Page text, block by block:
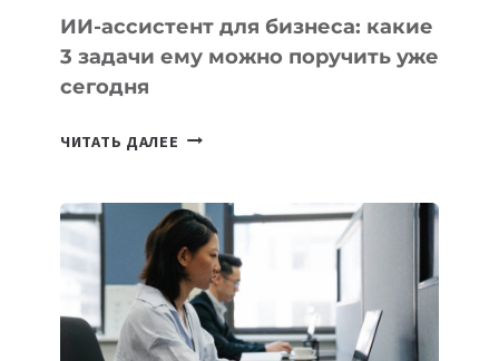
ИИ-ассистент для бизнеса: какие
3 задачи ему можно поручить уже
сегодня
ЧИТАТЬ ДАЛЕЕ ИИ-
БИЗНЕСА:
КАКИЕ
3
ЗАДАЧИ
ЕМУ